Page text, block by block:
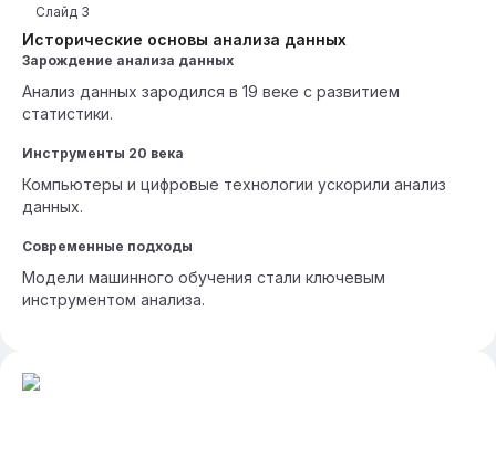
Исторические основы анализа данных
Слайд 3
Зарождение анализа данных
Анализ данных зародился в 19 веке с развитием
статистики.
Инструменты 20 века
Компьютеры и цифровые технологии ускорили анализ
данных.
Современные подходы
Модели машинного обучения стали ключевым
инструментом анализа.